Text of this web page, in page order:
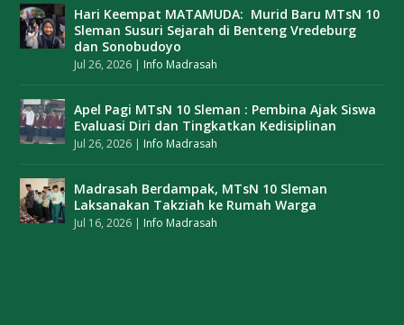
Hari Keempat MATAMUDA: Murid Baru MTsN 10
Sleman Susuri Sejarah di Benteng Vredeburg
dan Sonobudoyo
Jul 26, 2026 | Info Madrasah
Apel Pagi MTsN 10 Sleman : Pembina Ajak Siswa
Evaluasi Diri dan Tingkatkan Kedisiplinan
Jul 26, 2026 | Info Madrasah
Madrasah Berdampak, MTsN 10 Sleman
Laksanakan Takziah ke Rumah Warga
Jul 16, 2026 | Info Madrasah